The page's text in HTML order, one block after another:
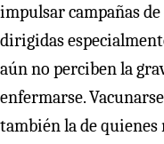
impulsar campañas
dirigidas
aún no perciben la
enfermarse.
también la de quienes